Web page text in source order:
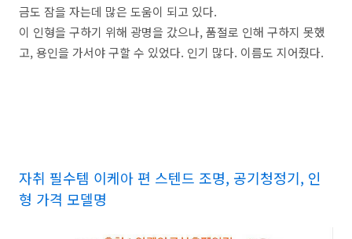
금도 잠을 자는데 많은 도움이 되고 있다.
이 인형을 구하기 위해 광명을 갔으나, 품절로 인해 구하지 못했
고, 용인을 가서야 구할 수 있었다. 인기 많다. 이름도 지어줬다.
자취 필수템 이케아 편 스텐드 조명, 공기청정기, 인
형 가격 모델명